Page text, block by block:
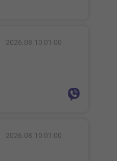
2026.08.10 01:00
2026.08.10 01:00